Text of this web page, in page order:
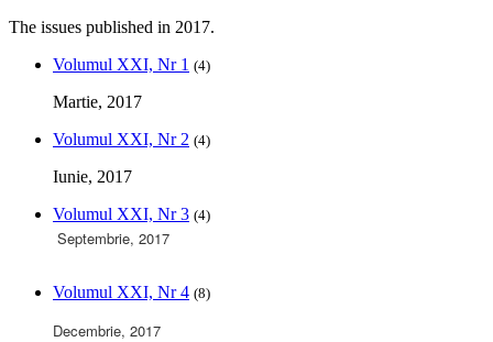
The issues published in 2017.
Volumul XXI, Nr 1 (4)
Martie, 2017
Volumul XXI, Nr 2 (4)
Iunie, 2017
Volumul XXI, Nr 3 (4)
Septembrie, 2017
Volumul XXI, Nr 4 (8)
Decembrie, 2017